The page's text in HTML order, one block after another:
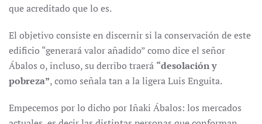
que acreditado que lo es.
El objetivo consiste en discernir si la conservación de este
edificio “generará valor añadido” como dice el señor
Ábalos o, incluso, su derribo traerá “desolación y
pobreza”, como señala tan a la ligera Luis Enguita.
Empecemos por lo dicho por Iñaki Ábalos: los mercados